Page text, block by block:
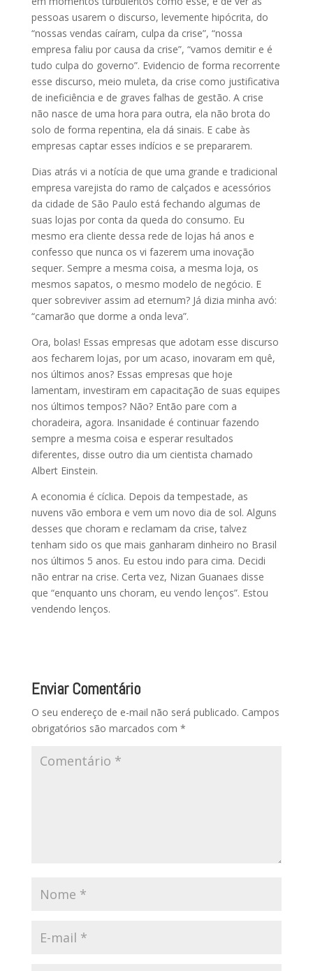
pessoas usarem o discurso, levemente hipócrita, do
“nossas vendas caíram, culpa da crise”, “nossa
empresa faliu por causa da crise”, “vamos demitir e é
tudo culpa do governo”. Evidencio de forma recorrente
esse discurso, meio muleta, da crise como justificativa
de ineficiência e de graves falhas de gestão. A crise
não nasce de uma hora para outra, ela não brota do
solo de forma repentina, ela dá sinais. E cabe às
empresas captar esses indícios e se prepararem.
Dias atrás vi a notícia de que uma grande e tradicional
empresa varejista do ramo de calçados e acessórios
da cidade de São Paulo está fechando algumas de
suas lojas por conta da queda do consumo. Eu
mesmo era cliente dessa rede de lojas há anos e
confesso que nunca os vi fazerem uma inovação
sequer. Sempre a mesma coisa, a mesma loja, os
mesmos sapatos, o mesmo modelo de negócio. E
quer sobreviver assim ad eternum? Já dizia minha avó:
“camarão que dorme a onda leva”.
Ora, bolas! Essas empresas que adotam esse discurso
aos fecharem lojas, por um acaso, inovaram em quê,
nos últimos anos? Essas empresas que hoje
lamentam, investiram em capacitação de suas equipes
nos últimos tempos? Não? Então pare com a
choradeira, agora. Insanidade é continuar fazendo
sempre a mesma coisa e esperar resultados
diferentes, disse outro dia um cientista chamado
Albert Einstein.
A economia é cíclica. Depois da tempestade, as
nuvens vão embora e vem um novo dia de sol. Alguns
desses que choram e reclamam da crise, talvez
tenham sido os que mais ganharam dinheiro no Brasil
nos últimos 5 anos. Eu estou indo para cima. Decidi
não entrar na crise. Certa vez, Nizan Guanaes disse
que “enquanto uns choram, eu vendo lenços”. Estou
vendendo lenços.
Enviar Comentário
O seu endereço de e-mail não será publicado. Campos
obrigatórios são marcados com *